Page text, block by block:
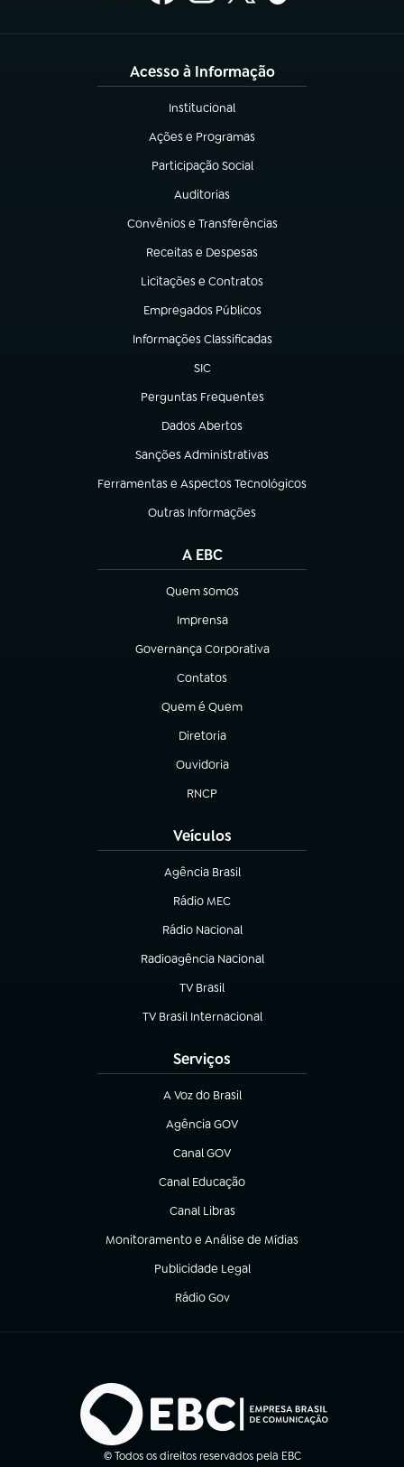
Acesso à Informação
Institucional
(abre em nova aba)
Ações e Programas
(abre em nova aba)
Participação Social
(abre em nova aba)
Auditorias
(abre em nova aba)
Convênios e Transferências
(abre em nova aba)
Receitas e Despesas
(abre em nova aba)
Licitações e Contratos
(abre em nova aba)
Empregados Públicos
(abre em nova aba)
Informações Classificadas
(abre em nova aba)
SIC
(abre em nova aba)
Perguntas Frequentes
(abre em nova aba)
Dados Abertos
(abre em nova aba)
Sanções Administrativas
(abre em nova aba)
Ferramentas e Aspectos Tecnológicos
(abre em nova aba)
Outras Informações
(abre em nova aba)
A EBC
Quem somos
(abre em nova aba)
Imprensa
(abre em nova aba)
Governança Corporativa
(abre em nova aba)
Contatos
(abre em nova aba)
Quem é Quem
(abre em nova aba)
Diretoria
(abre em nova aba)
Ouvidoria
(abre em nova aba)
RNCP
(abre em nova aba)
Veículos
Agência Brasil
(abre em nova aba)
Rádio MEC
(abre em nova aba)
Rádio Nacional
Radioagência Nacional
(abre em nova aba)
TV Brasil
(abre em nova aba)
TV Brasil Internacional
(abre em nova aba)
Serviços
A Voz do Brasil
(abre em nova aba)
Agência GOV
(abre em nova aba)
Canal GOV
(abre em nova aba)
Canal Educação
(abre em nova aba)
Canal Libras
(abre em nova aba)
Monitoramento e Análise de Mídias
(abre em nova aba)
Publicidade Legal
(abre em nova aba)
Rádio Gov
(abre em nova aba)
© Todos os direitos reservados pela EBC